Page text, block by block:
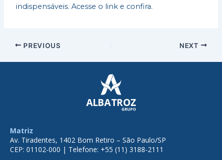
indispensáveis. Acesse o link e confira.
PREVIOUS NEXT
Matriz
Av. Tiradentes, 1402 Bom Retiro – São Paulo/SP
CEP: 01102-000 | Telefone: +55 (11) 3188-2111